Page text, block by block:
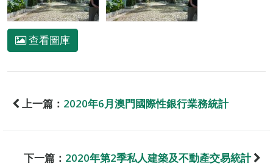
查看圖庫
上一篇： 2020年6月澳門國際性銀行業務統計
下一篇： 2020年第2季私人建築及不動產交易統計